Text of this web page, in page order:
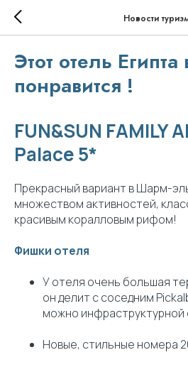
Новости
Этот отель
понравится !
FUN&SUN FAMILY
Palace 5*
Прекрасный вариант в Шарм-
множеством активностей,
красивым коралловым рифом!
Фишки отеля
У отеля очень большая
он делит с соседним
можно инфраструктурной
Новые, стильные номера